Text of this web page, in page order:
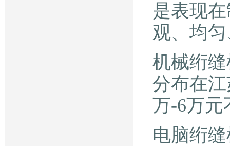
是表现
观、均
机械绗
分布在
万-6万元
电脑绗